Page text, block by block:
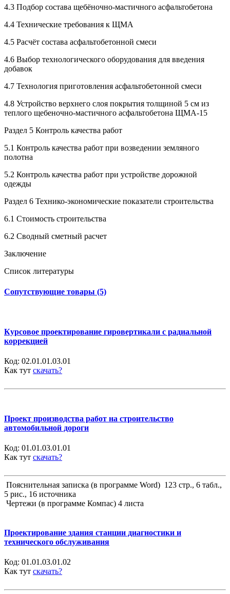
4.3 Подбор состава щебёночно-мастичного асфальтобетона
4.4 Технические требования к ЩМА
4.5 Расчёт состава асфальтобетонной смеси
4.6 Выбор технологического оборудования для введения
добавок
4.7 Технология приготовления асфальтобетонной смеси
4.8 Устройство верхнего слоя покрытия толщиной 5 см из
теплого щебеночно-мастичного асфальтобетона ЩМА-15
Раздел 5 Контроль качества работ
5.1 Контроль качества работ при возведении земляного
полотна
5.2 Контроль качества работ при устройстве дорожной
одежды
Раздел 6 Технико-экономические показатели строительства
6.1 Стоимость строительства
6.2 Сводный сметный расчет
Заключение
Список литературы
Сопутствующие товары (5)
Курсовое проектирование гировертикали с радиальной
коррекцией
Код: 02.01.01.03.01
Как тут скачать?
Проект производства работ на строительство
автомобильной дороги
Код: 01.01.03.01.01
Как тут скачать?
Пояснительная записка (в программе Word) 123 стр., 6 табл.,
5 рис., 16 источника
Чертежи (в программе Компас) 4 листа
Проектирование здания станции диагностики и
технического обслуживания
Код: 01.01.03.01.02
Как тут скачать?